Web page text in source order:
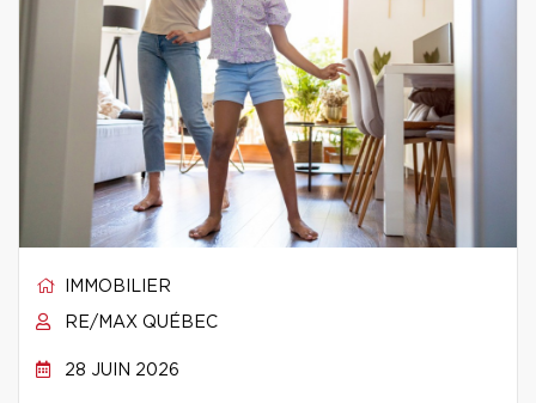
IMMOBILIER
RE/MAX QUÉBEC
28 JUIN 2026